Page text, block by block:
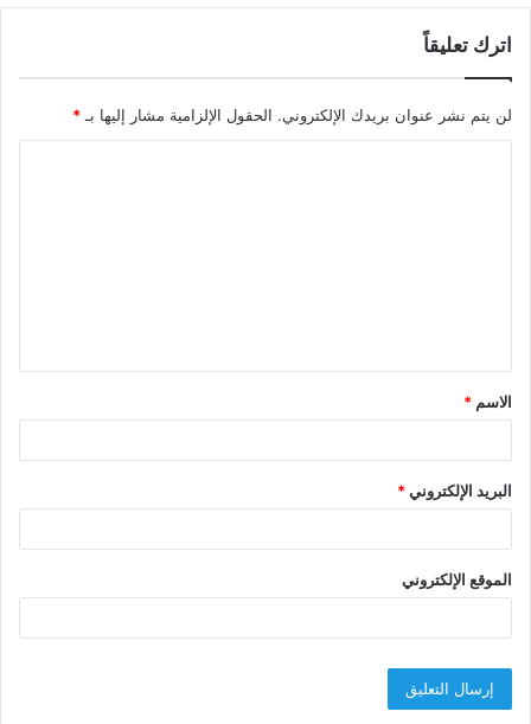
اترك تعليقاً
لن يتم نشر عنوان بريدك الإلكتروني. الحقول الإلزامية مشار إليها بـ *
ق
*
الاسم *
البريد الإلكتروني*
الموقع الإلكتروني